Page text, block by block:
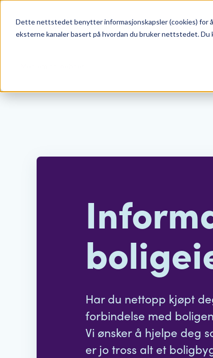
Dette nettstedet benytter informasjonskapsler (cookies) for
eksterne kanaler basert på hvordan du bruker nettstedet. Du
Meny Søk
Har du nettopp kjøpt
forbindelse med
Vi ønsker å hjelpe deg
er jo tross alt et